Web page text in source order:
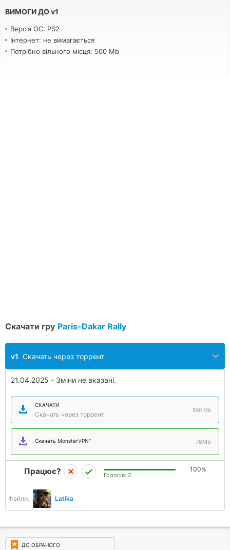
ВИМОГИ ДОv1
Версія ОС: PS2
Інтернет: не вимагається
Потрібно вільного місця: 500 Mb
Скачати гру Paris-Dakar Rally
v1 Скачать через торрент
21.04.2025 - Зміни не вказані.
СКАЧАТИ
Скачать через торрент
500 Mb
Скачать MonsterVPN" 78Mb
Файли: Latika
Працює? 100%
Голосів: 2
ДО ОБРАНОГО